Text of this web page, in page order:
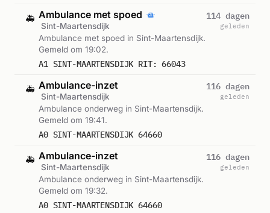
🚑 Ambulance met spoed
Sint-Maartensdijk
Ambulance met spoed in Sint-Maartensdijk.
Gemeld om 19:02.
A1 SINT-MAARTENSDIJK RIT: 66043
114 dagen
geleden
🚑 Ambulance-inzet
Sint-Maartensdijk
Ambulance onderweg in Sint-Maartensdijk.
Gemeld om 19:41.
A0 SINT-MAARTENSDIJK 64660
116 dagen
geleden
🚑 Ambulance-inzet
Sint-Maartensdijk
Ambulance onderweg in Sint-Maartensdijk.
Gemeld om 19:32.
A0 SINT-MAARTENSDIJK 64660
116 dagen
geleden